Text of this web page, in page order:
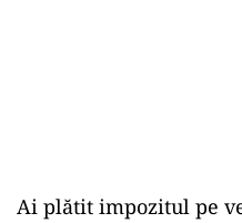
Ai plătit impozitul pe